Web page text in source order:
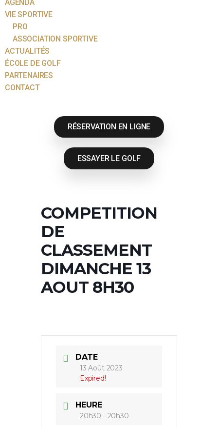
AGENDA
VIE SPORTIVE
PRO
ASSOCIATION SPORTIVE
ACTUALITÉS
ÉCOLE DE GOLF
PARTENAIRES
CONTACT
RÉSERVATION EN LIGNE
ESSAYER LE GOLF
COMPETITION
DE
CLASSEMENT
DIMANCHE 13
AOUT 8H30
DATE
13 Août 2023
Expired!
HEURE
20h30 - 20h30